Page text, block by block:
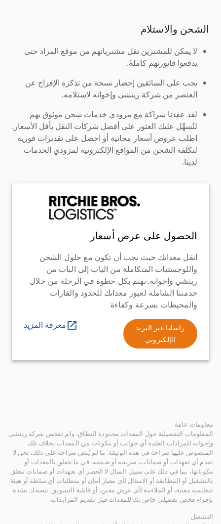
الشحن والاستلام
لا يمكن للمشترين نقل مشترياتهم من موقع المزاد حتى
يدفعوا فاتورتهم كاملةً.
يجب على السائقين إحضار نسخة من تذكرة الإفراج عن
العنصر من شركة ريتشي وإخوانه لاستلامه.
لقد عقدنا شراكة مع مزودي خدمات شحن موثوق بهم
لنُسهِّل عليك العثور على أفضل شركات النقل بأقل الأسعار.
اطلب عروض أسعار مجانية أو احصل على تقديرات فورية
لتكلفة الشحن من المواقع الإلكترونية لمزودي الخدمات
لدينا.
الحصول على عرض أسعار
انقل معداتك حيث يجب أن تكون مع حلول الشحن
واللوجستيات المتكاملة من الباب إلى الباب من
ريتشي وإخوانه. نهتم بكل خطوة في الرحلة من خلال
خدمتنا الشاملة لعبور معداتك للحدود والقارات
والمحيطات بسرعة وكفاءة
راسلنا عبر البريد
الإلكتروني
معرفة المزيد
معلومات عامة
المعلومات التفصيلية حول المعدات محدودة النطاق، ولم تفحص شركة ريتشي
وإخوانه للمزادات العلنية أي جوانب أو مكونات من المعدات بخلاف تلك
المنصوص عليها صراحة في هذه الوثيقة. ما لم يُنص صراحة على ذلك، نحن لا
نقدم أي تعهدات أو ضمانات، صريحة أو ضمنية، في ما يتعلق بالمعدات أو
مكوناتها، بما في ذلك على سبيل المثال لا الحصر أي تعهدات أو ضمانات تتعلق
بالتشغيل أو المطابقة أو الامتثال لأي معيار أمان أو متطلبات أي سلطة أو هيئة
تنظيمية معنية، أو الملاءمة لأي غرض معين، أو قابلية التسويق. ننصحك بشدة
بإجراء فحص تفصيلي خاص بك للمعدات قبل تقديم المزايدات.
التشغيل